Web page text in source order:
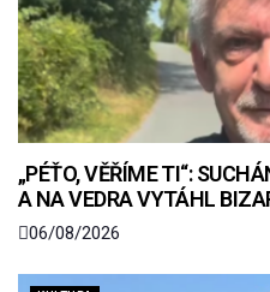
„PÉŤO, VĚŘÍME TI“:
A NA VEDRA VYTÁHL
06/08/2026